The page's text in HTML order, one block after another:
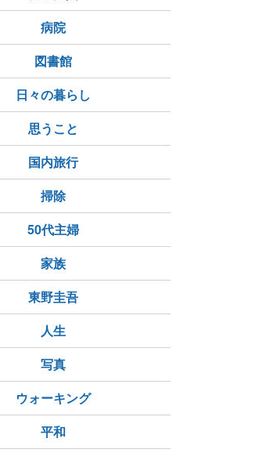
病院
図書館
日々の暮らし
思うこと
国内旅行
掃除
50代主婦
家族
東野圭吾
人生
写真
ウォーキング
平和